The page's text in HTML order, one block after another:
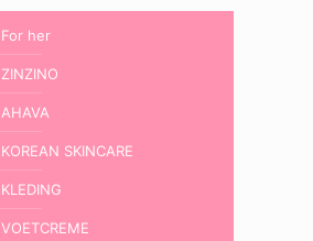
For her
ZINZINO
AHAVA
KOREAN SKINCARE
KLEDING
VOETCREME